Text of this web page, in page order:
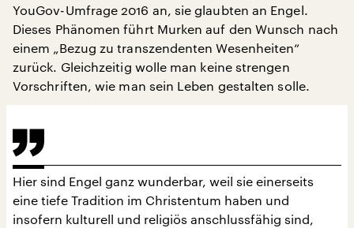
YouGov-Umfrage 2016 an, sie glaubten an Engel.
Dieses Phänomen führt Murken auf den Wunsch nach
einem „Bezug zu transzendenten Wesenheiten“
zurück. Gleichzeitig wolle man keine strengen
Vorschriften, wie man sein Leben gestalten solle.
Hier sind Engel ganz wunderbar, weil sie einerseits
eine tiefe Tradition im Christentum haben und
insofern kulturell und religiös anschlussfähig sind,